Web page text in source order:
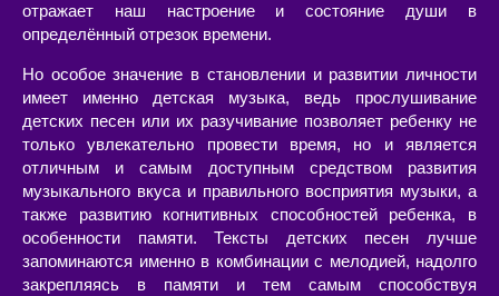
отражает наш настроение и состояние души в
определённый отрезок времени.
Но особое значение в становлении и развитии личности
имеет именно детская музыка, ведь прослушивание
детских песен или их разучивание позволяет ребенку не
только увлекательно провести время, но и является
отличным и самым доступным средством развития
музыкального вкуса и правильного восприятия музыки, а
также развитию когнитивных способностей ребенка, в
особенности памяти. Тексты детских песен лучше
запоминаются именно в комбинации с мелодией, надолго
закрепляясь в памяти и тем самым способствуя